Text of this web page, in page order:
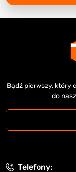
Bądź pierwszy, który
do
Telefony: